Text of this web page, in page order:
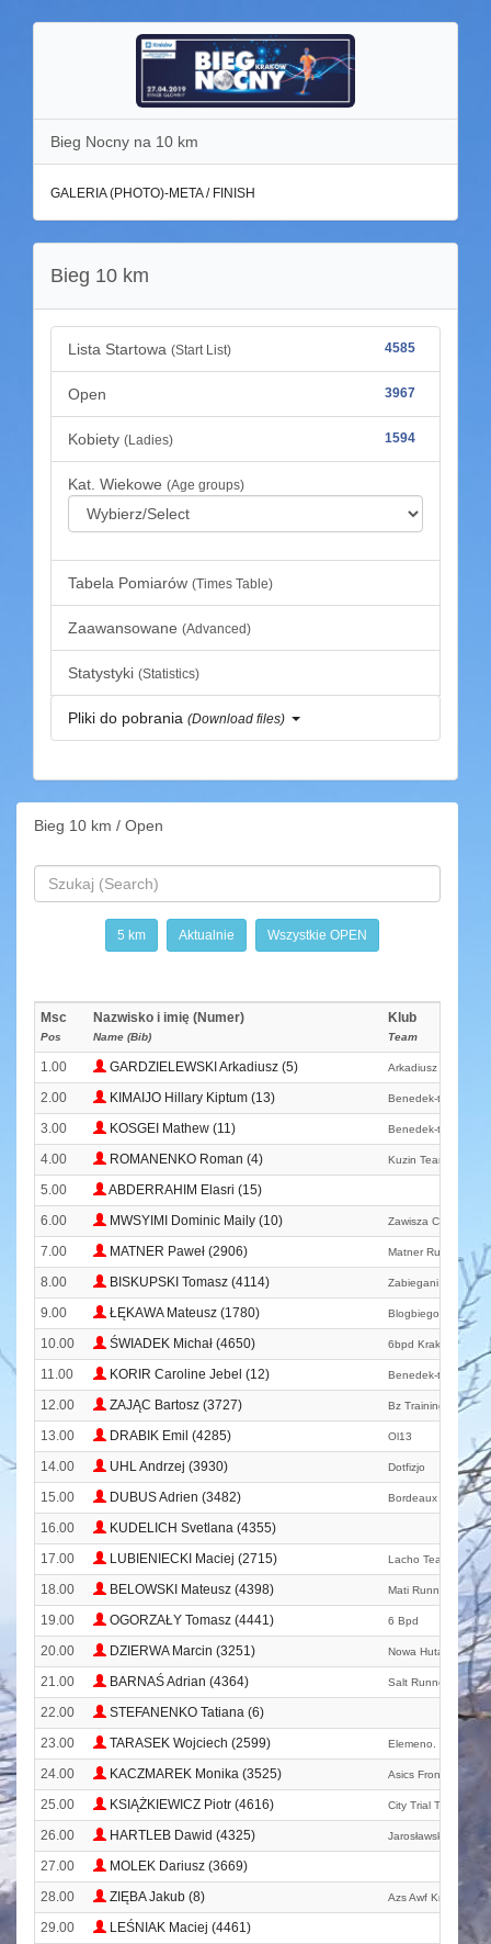
Bieg Nocny na 10 km
GALERIA (PHOTO)-META / FINISH
Bieg 10 km
Lista Startowa (Start List) 4585
Open 3967
Kobiety (Ladies) 1594
Kat. Wiekowe (Age groups)
Tabela Pomiarów (Times Table)
Zaawansowane (Advanced)
Statystyki (Statistics)
Pliki do pobrania (Download files)
Bieg 10 km / Open
5 km Aktualnie Wszystkie OPEN
Msc
Pos
Nazwisko i imię (Numer)
Name (Bib)
Klub
Team
1.00 GARDZIELEWSKI Arkadiusz (5) Arkadiusz
2.00 KIMAIJO Hillary Kiptum (13) Benedek-team
3.00 KOSGEI Mathew (11) Benedek-team
4.00 ROMANENKO Roman (4) Kuzin Team
5.00
ABDERRAHIM Elasri (15)
6.00
MWSYIMI Dominic Maily (10) Zawisza Club
7.00 MATNER Paweł (2906) Matner Running
8.00 BISKUPSKI Tomasz (4114) Zabiegani W
9.00 ŁĘKAWA Mateusz (1780) Blogbiegowy. Pl
10.00 ŚWIADEK Michał (4650) 6bpd Kraków
11.00 KORIR Caroline Jebel (12) Benedek-team
12.00 ZAJĄC Bartosz (3727) Bz Training System
13.00 DRABIK Emil (4285) Ol13
14.00 UHL Andrzej (3930) Dotfizjo
15.00 DUBUS Adrien (3482) Bordeaux
16.00
KUDELICH Svetlana (4355)
17.00
LUBIENIECKI Maciej (2715) Lacho Team
18.00 BELOWSKI Mateusz (4398) Mati Running
19.00 OGORZAŁY Tomasz (4441) 6 Bpd
20.00 DZIERWA Marcin (3251) Nowa Huta Team
21.00 BARNAŚ Adrian (4364) Salt Runners
22.00
STEFANENKO Tatiana (6)
23.00
TARASEK Wojciech (2599) Elemeno. Pl
24.00 KACZMAREK Monika (3525) Asics Frontrunner
25.00 KSIĄŻKIEWICZ Piotr (4616) City Trial Team
26.00 HARTLEB Dawid (4325) Jarosławski Klub
27.00
MOLEK Dariusz (3669)
28.00
ZIĘBA Jakub (8) Azs Awf Kraków
29.00
LEŚNIAK Maciej (4461)